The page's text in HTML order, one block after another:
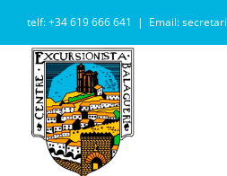
to
content
telf: +34 619 666 641 | Email: